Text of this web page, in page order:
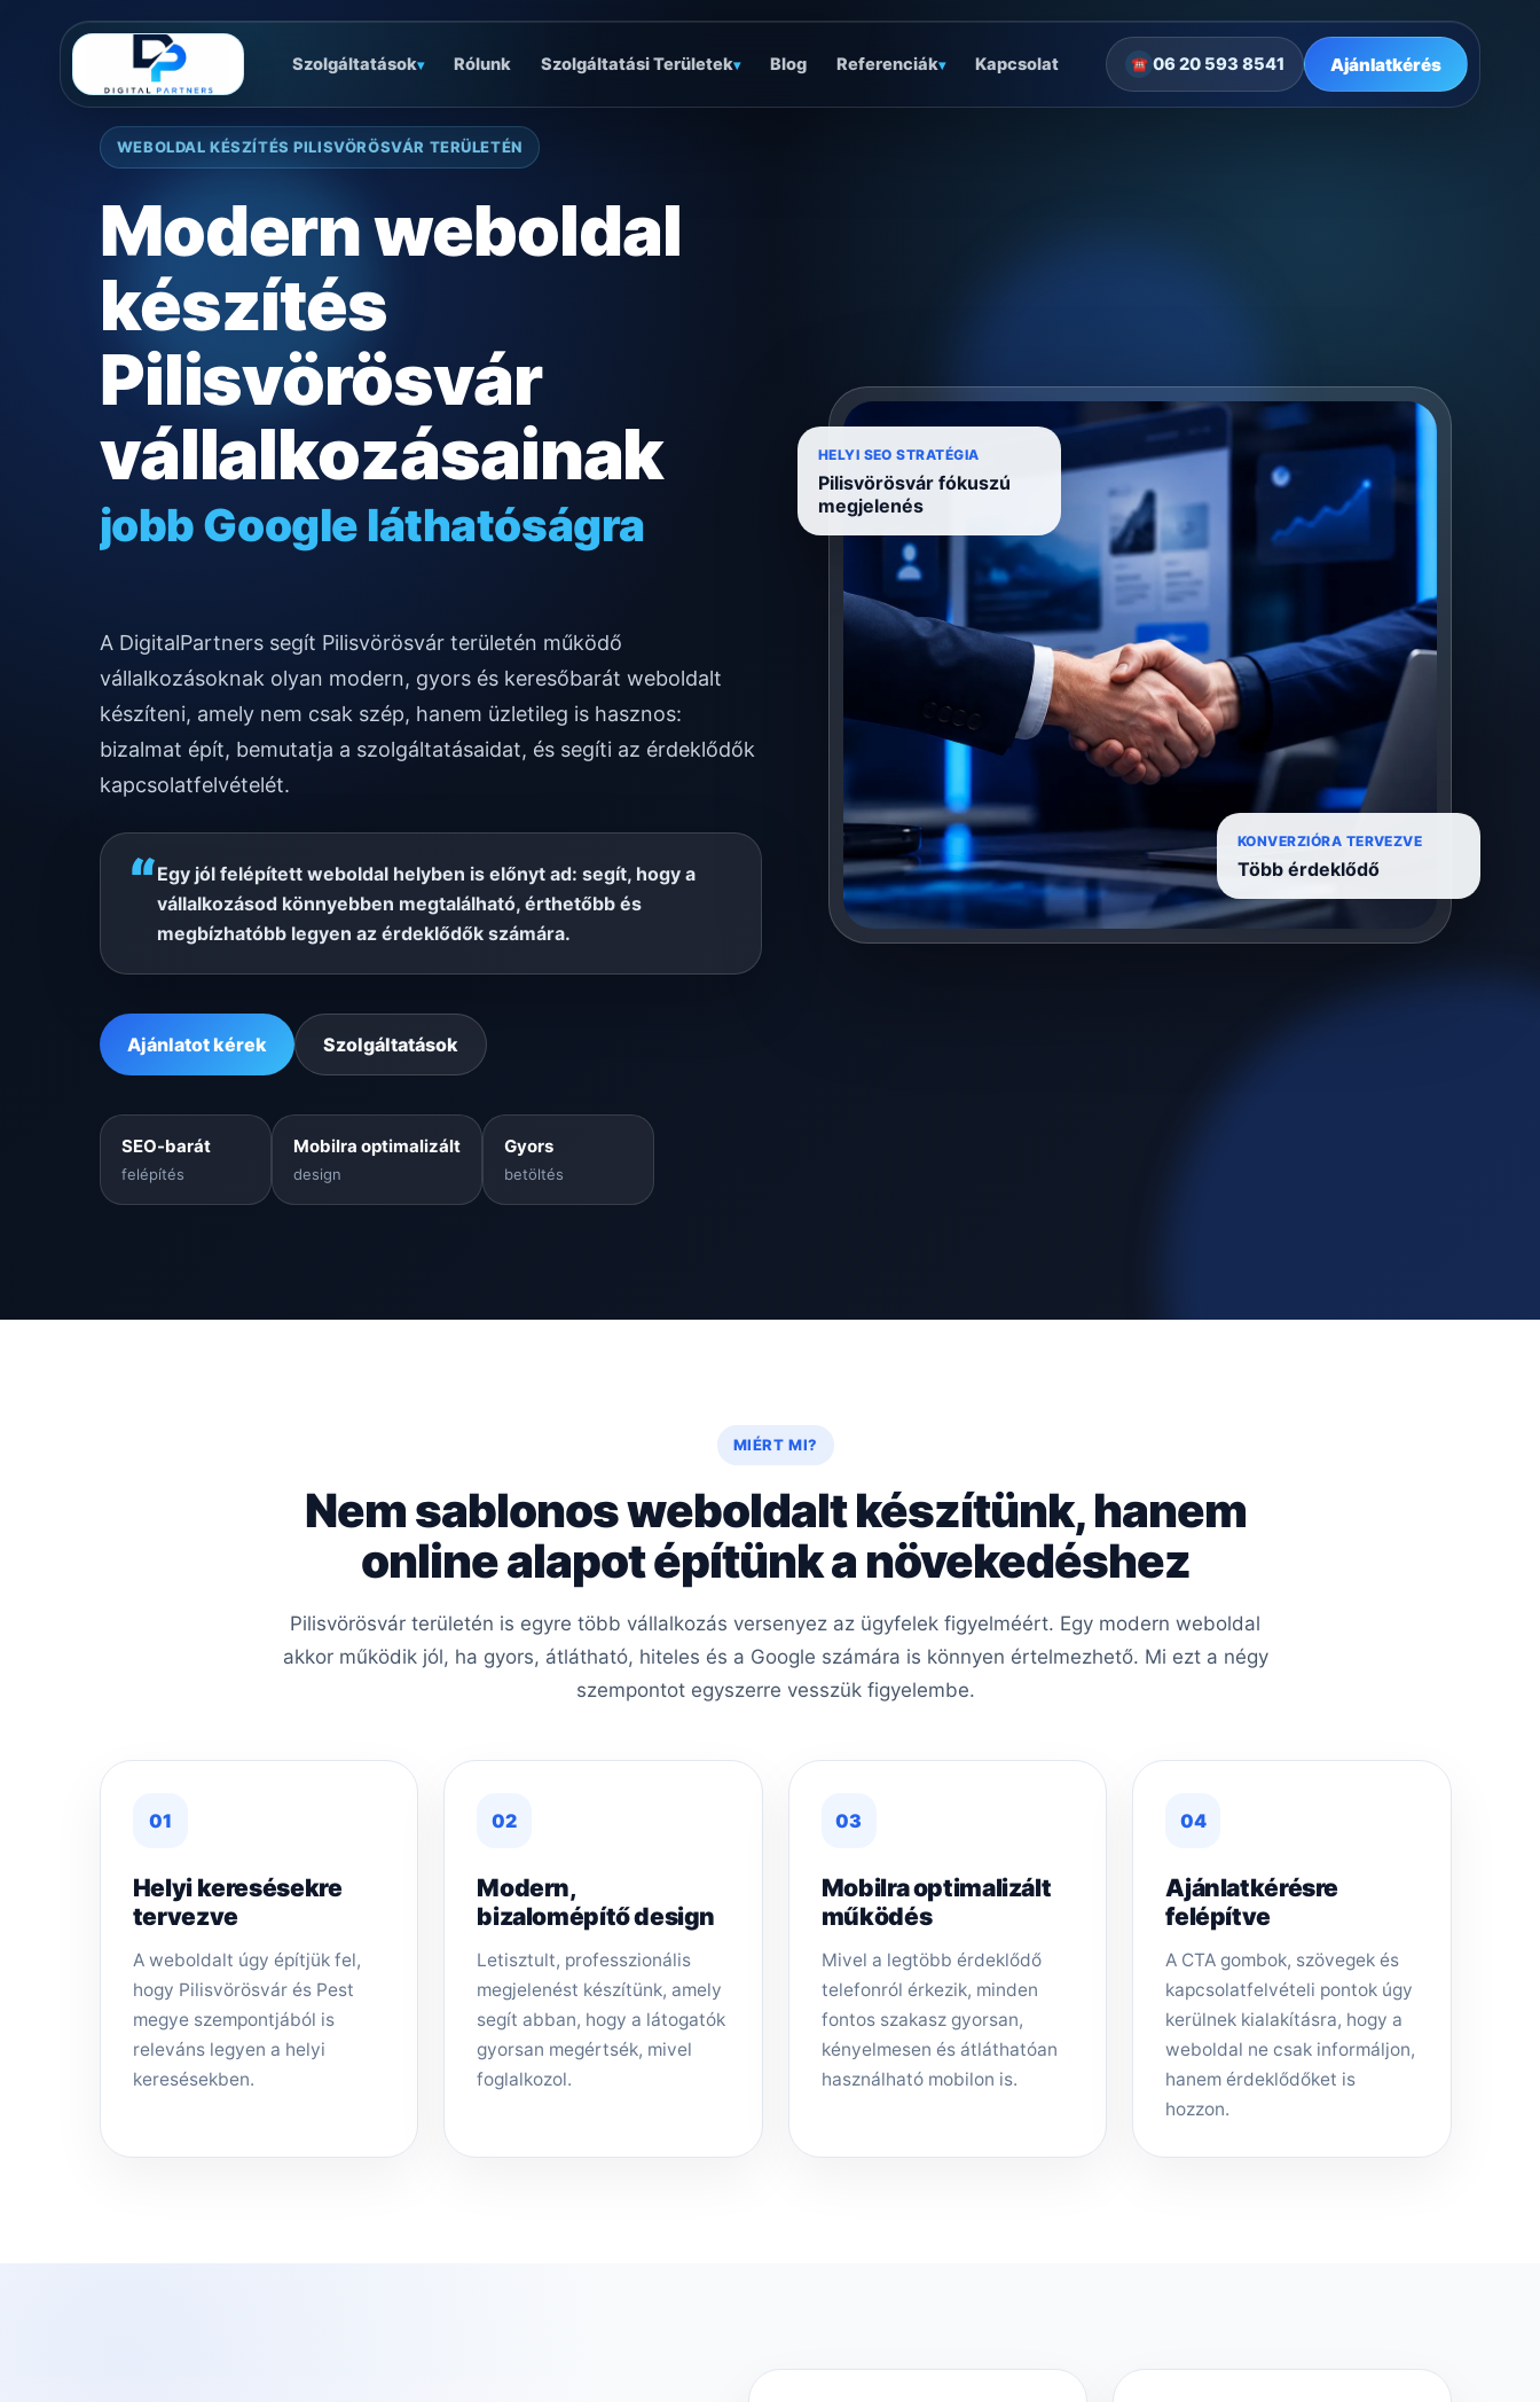
Szolgáltatások▾ Rólunk Szolgáltatási Területek▾ Blog Referenciák▾ Kapcsolat ☎ 06 20 593 8541 Ajánlatkérés
WEBOLDAL KÉSZÍTÉS PILISVÖRÖSVÁR TERÜLETÉN
Modern weboldal
készítés
Pilisvörösvár
vállalkozásainak
jobb Google láthatóságra
gyors mobilos működésre
A DigitalPartners segít Pilisvörösvár területén működő
vállalkozásoknak olyan modern, gyors és keresőbarát weboldalt
készíteni, amely nem csak szép, hanem üzletileg is hasznos:
bizalmat épít, bemutatja a szolgáltatásaidat, és segíti az érdeklődők
kapcsolatfelvételét.
“Egy jól felépített weboldal helyben is előnyt ad: segít, hogy a
vállalkozásod könnyebben megtalálható, érthetőbb és
megbízhatóbb legyen az érdeklődők számára.
Ajánlatot kérek Szolgáltatások
SEO-barát
felépítés
Mobilra optimalizált
design
Gyors
betöltés
HELYI SEO STRATÉGIA
Pilisvörösvár fókuszú
megjelenés
KONVERZIÓRA TERVEZVE
Több érdeklődő
MIÉRT MI?
Nem sablonos weboldalt készítünk, hanem
online alapot építünk a növekedéshez
Pilisvörösvár területén is egyre több vállalkozás versenyez az ügyfelek figyelméért. Egy modern weboldal
akkor működik jól, ha gyors, átlátható, hiteles és a Google számára is könnyen értelmezhető. Mi ezt a négy
szempontot egyszerre vesszük figyelembe.
01
Helyi keresésekre
tervezve
A weboldalt úgy építjük fel,
hogy Pilisvörösvár és Pest
megye szempontjából is
releváns legyen a helyi
keresésekben.
02
Modern,
bizalomépítő design
Letisztult, professzionális
megjelenést készítünk, amely
segít abban, hogy a látogatók
gyorsan megértsék, mivel
foglalkozol.
03
Mobilra optimalizált
működés
Mivel a legtöbb érdeklődő
telefonról érkezik, minden
fontos szakasz gyorsan,
kényelmesen és átláthatóan
használható mobilon is.
04
Ajánlatkérésre
felépítve
A CTA gombok, szövegek és
kapcsolatfelvételi pontok úgy
kerülnek kialakításra, hogy a
weboldal ne csak informáljon,
hanem érdeklődőket is
hozzon.